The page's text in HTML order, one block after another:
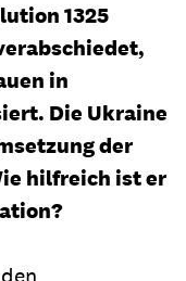
1325
in
Die Ukraine
der
hilfreich ist er